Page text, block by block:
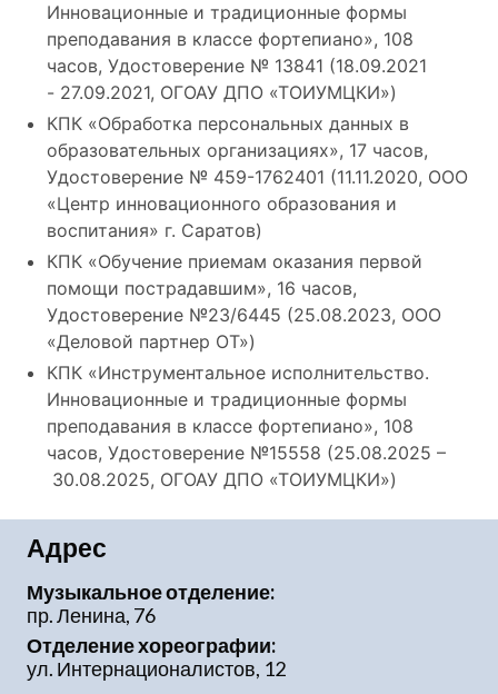
Инновационные и традиционные формы
преподавания в классе фортепиано», 108
часов, Удостоверение № 13841 (18.09.2021
- 27.09.2021, ОГОАУ ДПО «ТОИУМЦКИ»)
КПК «Обработка персональных данных в
образовательных организациях», 17 часов,
Удостоверение № 459-1762401 (11.11.2020, ООО
«Центр инновационного образования и
воспитания» г. Саратов)
КПК «Обучение приемам оказания первой
помощи пострадавшим», 16 часов,
Удостоверение №23/6445 (25.08.2023, ООО
«Деловой партнер ОТ»)
КПК «Инструментальное исполнительство.
Инновационные и традиционные формы
преподавания в классе фортепиано», 108
часов, Удостоверение №15558 (25.08.2025 –
30.08.2025, ОГОАУ ДПО «ТОИУМЦКИ»)
Адрес
Музыкальное отделение:
пр. Ленина, 76
Отделение хореографии:
ул. Интернационалистов, 12